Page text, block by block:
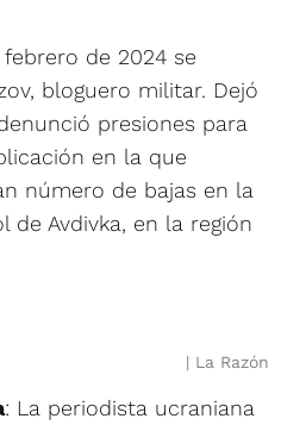
febrero de 2024 se
bloguero militar. Dejó
presiones para
en la que
número de bajas en la
Avdivka, en la región
La Razón
: La periodista ucraniana